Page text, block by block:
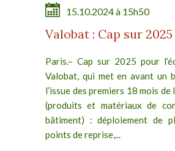
15.10.2024 à 15h50
Valobat : Cap sur 2025
Paris.– Cap sur 2025 pour
Valobat, qui met en avant un
l’issue des premiers 18 mois de
(produits et matériaux de
bâtiment) : déploiement de
points de reprise,...